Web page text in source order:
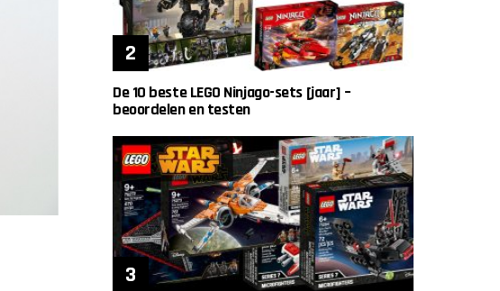
De 10 beste LEGO Ninjago-sets [jaar] –
beoordelen en testen